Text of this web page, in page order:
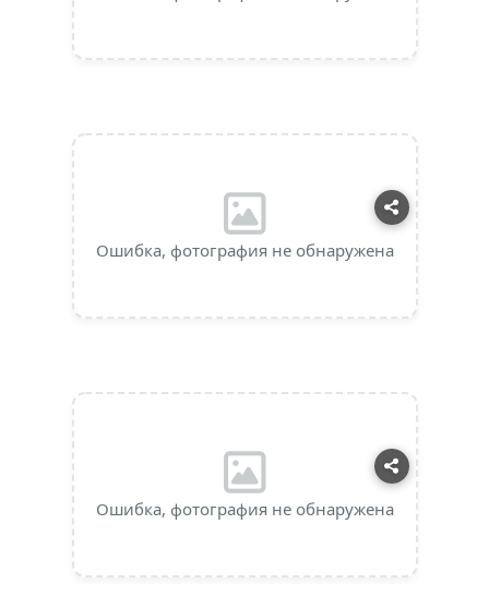
Ошибка, фотография не обнаружена
Ошибка, фотография не обнаружена